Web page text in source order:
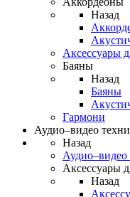
Назад
Аксессуары
Баяны
Назад
Баяны
Гармони
Аудио–видео
Назад
Аудио–видео
Аксессуары
Назад